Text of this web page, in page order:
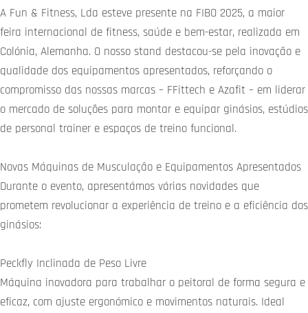
A Fun & Fitness, Lda esteve presente na FIBO 2025, a maior
feira internacional de fitness, saúde e bem-estar, realizada em
Colónia, Alemanha. O nosso stand destacou-se pela inovação e
qualidade dos equipamentos apresentados, reforçando o
compromisso das nossas marcas – FFittech e Azafit – em liderar
o mercado de soluções para montar e equipar ginásios, estúdios
de personal trainer e espaços de treino funcional.
Novas Máquinas de Musculação e Equipamentos Apresentados
Durante o evento, apresentámos várias novidades que
prometem revolucionar a experiência de treino e a eficiência dos
ginásios:
Peckfly Inclinada de Peso Livre
Máquina inovadora para trabalhar o peitoral de forma segura e
eficaz, com ajuste ergonómico e movimentos naturais. Ideal